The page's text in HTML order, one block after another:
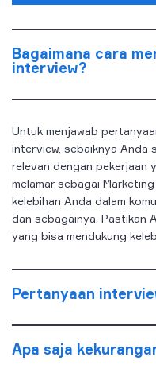
Bagaimana cara
interview?
Untuk menjawab
interview, sebaiknya Anda
relevan dengan pekerjaan
melamar sebagai
kelebihan Anda dalam
dan sebagainya. Pastikan
yang bisa mendukung
Pertanyaan
Apa saja